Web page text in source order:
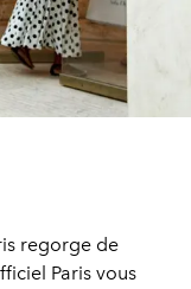
regorge de
Paris vous